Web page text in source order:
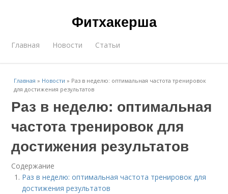
Фитхакерша
Главная Новости Статьи
Главная » Новости » Раз в неделю: оптимальная частота тренировок
для достижения результатов
Раз в неделю: оптимальная
частота тренировок для
достижения результатов
Содержание
Раз в неделю: оптимальная частота тренировок для
достижения результатов